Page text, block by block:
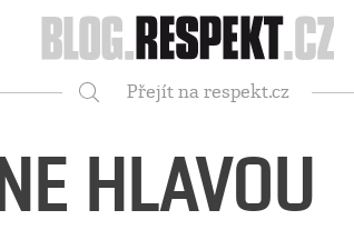
Respekt
Přejít na respekt.cz
HLAVOU